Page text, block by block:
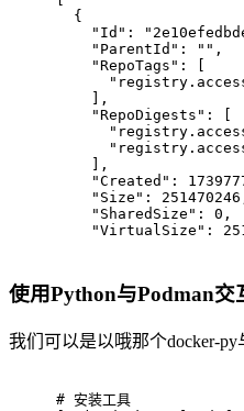
  {
"Id":
    "ParentId": "",
    "RepoTags": [
    ],
    "RepoDigests": [
    ],
"Created":
"Size":
    "SharedSize": 0,
"VirtualSize":
使用Python与Podman交
我们可以是以哦那个docker-py
# 安装工具